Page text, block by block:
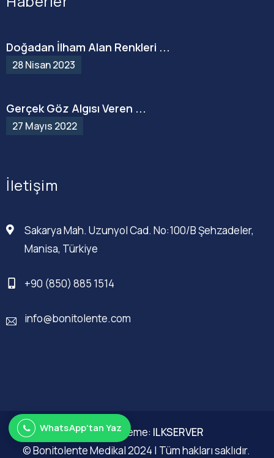
Doğadan İlham Alan Renkleri ...
28 Nisan 2023
Gerçek Göz Algısı Veren ...
27 Mayıs 2022
İletişim
Sakarya Mah. Uzunyol Cad. No:100/B Şehzadeler,
Manisa, Türkiye
+90 (850) 885 1514
info@bonitolente.com
Web Düzenleme: ILKSERVER
© Bonitolente Medikal 2024 | Tüm hakları saklıdır.
WhatsApp'tan Yaz